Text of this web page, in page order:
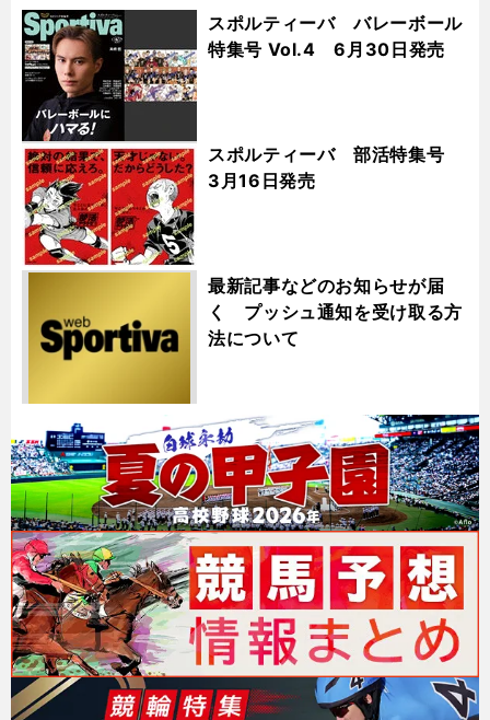
スポルティーバ バレーボール
特集号 Vol.4 6月30日発売
スポルティーバ 部活特集号
3月16日発売
最新記事などのお知らせが届
く プッシュ通知を受け取る方
法について